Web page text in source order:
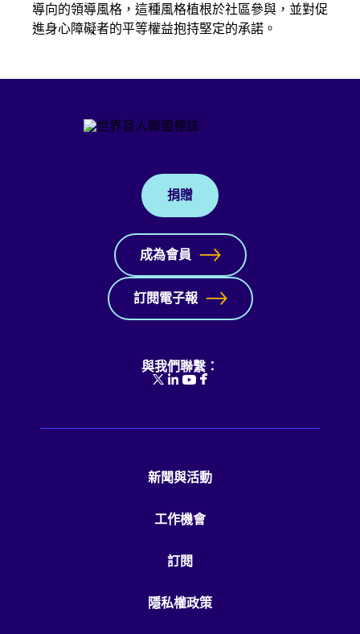
導向的領導風格，這種風格植根於社區參與，並對促
進身心障礙者的平等權益抱持堅定的承諾。
捐贈
成為會員
訂閱電子報
與我們聯繫：
新聞與活動
工作機會
訂閱
隱私權政策